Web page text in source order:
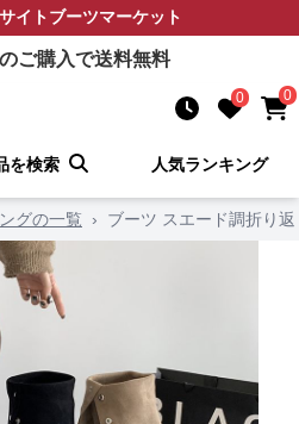
イトブーツマーケット
ご購入で送料無料
0 0
を検索 人気ランキング
グの一覧 › ブーツ スエード調折り